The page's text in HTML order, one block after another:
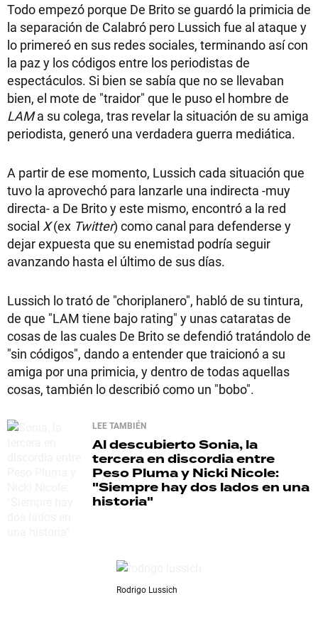
Todo empezó porque De Brito se guardó la primicia de
la separación de Calabró pero Lussich fue al ataque y
lo primereó en sus redes sociales, terminando así con
la paz y los códigos entre los periodistas de
espectáculos. Si bien se sabía que no se llevaban
bien, el mote de "traidor" que le puso el hombre de
LAMa su colega, tras revelar la situación de su amiga
periodista, generó una verdadera guerra mediática.
A partir de ese momento, Lussich cada situación que
tuvo la aprovechó para lanzarle una indirecta -muy
directa- a De Brito y este mismo, encontró a la red
social X(ex Twitter) como canal para defenderse y
dejar expuesta que su enemistad podría seguir
avanzando hasta el último de sus días.
Lussich lo trató de "choriplanero", habló de su tintura,
de que "LAM tiene bajo rating" y unas cataratas de
cosas de las cuales De Brito se defendió tratándolo de
"sin códigos", dando a entender que traicionó a su
amiga por una primicia, y dentro de todas aquellas
cosas, también lo describió como un "bobo".
LEE TAMBIÉN
Al descubiertoSonia, la
tercera en discordia entre
Peso Pluma y Nicki Nicole:
"Siempre hay dos lados en una
historia"
Rodrigo Lussich